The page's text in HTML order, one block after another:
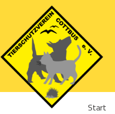
Start